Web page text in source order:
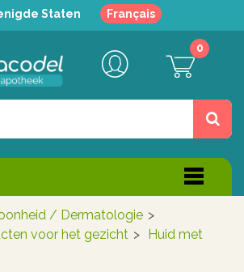
Staten Français
0
/ Dermatologie >
voor het gezicht > Huid met